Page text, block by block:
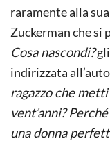
raramente alla
Zuckerman che si
Cosa nascondi?gli
indirizzata
ragazzo che metti
vent’anni?
una donna